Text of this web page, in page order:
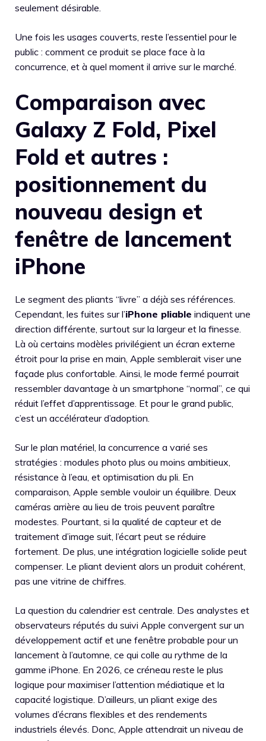
seulement désirable.
Une fois les usages couverts, reste l’essentiel pour le
public : comment ce produit se place face à la
concurrence, et à quel moment il arrive sur le marché.
Comparaison avec
Galaxy Z Fold, Pixel
Fold et autres :
positionnement du
nouveau design et
fenêtre de lancement
iPhone
Le segment des pliants “livre” a déjà ses références.
Cependant, les fuites sur l’iPhone pliable indiquent une
direction différente, surtout sur la largeur et la finesse.
Là où certains modèles privilégient un écran externe
étroit pour la prise en main, Apple semblerait viser une
façade plus confortable. Ainsi, le mode fermé pourrait
ressembler davantage à un smartphone “normal”, ce qui
réduit l’effet d’apprentissage. Et pour le grand public,
c’est un accélérateur d’adoption.
Sur le plan matériel, la concurrence a varié ses
stratégies : modules photo plus ou moins ambitieux,
résistance à l’eau, et optimisation du pli. En
comparaison, Apple semble vouloir un équilibre. Deux
caméras arrière au lieu de trois peuvent paraître
modestes. Pourtant, si la qualité de capteur et de
traitement d’image suit, l’écart peut se réduire
fortement. De plus, une intégration logicielle solide peut
compenser. Le pliant devient alors un produit cohérent,
pas une vitrine de chiffres.
La question du calendrier est centrale. Des analystes et
observateurs réputés du suivi Apple convergent sur un
développement actif et une fenêtre probable pour un
lancement à l’automne, ce qui colle au rythme de la
gamme iPhone. En 2026, ce créneau reste le plus
logique pour maximiser l’attention médiatique et la
capacité logistique. D’ailleurs, un pliant exige des
volumes d’écrans flexibles et des rendements
industriels élevés. Donc, Apple attendrait un niveau de